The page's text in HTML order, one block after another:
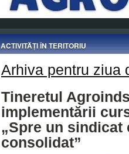
ACTIVITĂȚI ÎN TERITORIU
Arhiva pentru ziua
Tineretul
implementării
„Spre un sindicat
consolidat”